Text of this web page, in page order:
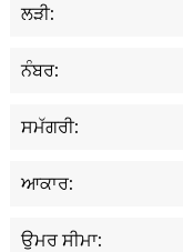
ਲੜੀ:
ਨੰਬਰ:
ਸਮੱਗਰੀ:
ਆਕਾਰ:
ਉਮਰ ਸੀਮਾ: